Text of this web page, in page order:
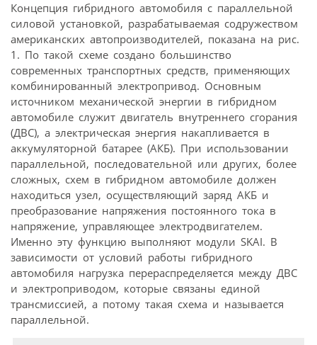
Концепция гибридного автомобиля с параллельной
силовой установкой, разрабатываемая содружеством
американских автопроизводителей, показана на рис.
1. По такой схеме создано большинство
современных транспортных средств, применяющих
комбинированный электропривод. Основным
источником механической энергии в гибридном
автомобиле служит двигатель внутреннего сгорания
(ДВС), а электрическая энергия накапливается в
аккумуляторной батарее (АКБ). При использовании
параллельной, последовательной или других, более
сложных, схем в гибридном автомобиле должен
находиться узел, осуществляющий заряд АКБ и
преобразование напряжения постоянного тока в
напряжение, управляющее электродвигателем.
Именно эту функцию выполняют модули SKAI. В
зависимости от условий работы гибридного
автомобиля нагрузка перераспределяется между ДВС
и электроприводом, которые связаны единой
трансмиссией, а потому такая схема и называется
параллельной.